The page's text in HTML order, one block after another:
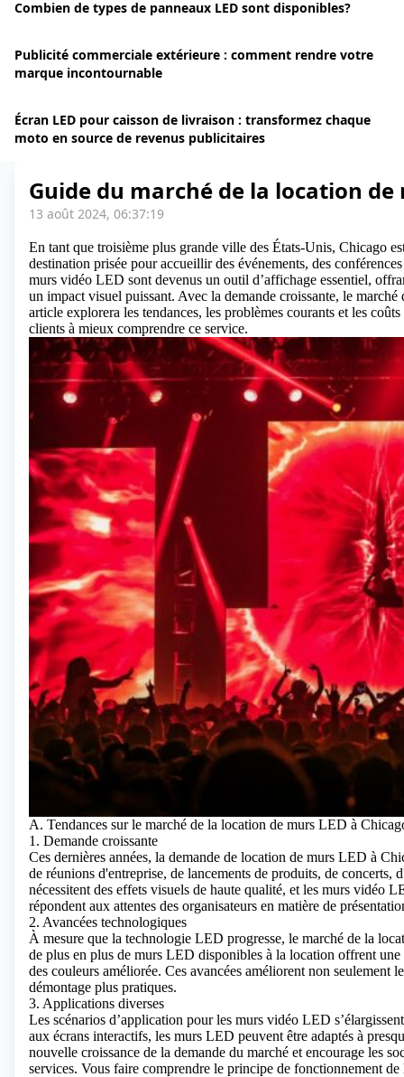
Combien de types de panneaux LED sont disponibles?
Publicité commerciale extérieure : comment rendre votre
marque incontournable
Écran LED pour caisson de livraison : transformez chaque
moto en source de revenus publicitaires
Guide du marché de la location de
13 août 2024, 06:37:19
En tant que troisième plus grande ville des États-Unis, Chicago
destination prisée pour accueillir des événements, des
murs vidéo LED sont devenus un outil d’affichage essentiel,
un impact visuel puissant. Avec la demande croissante, le
article explorera les tendances, les problèmes courants et les
clients à mieux comprendre ce service.
A. Tendances sur le marché de la location de murs LED à
1. Demande croissante
Ces dernières années, la demande de location de murs LED à
de réunions d'entreprise, de lancements de produits, de concerts,
nécessitent des effets visuels de haute qualité, et les murs vidéo
répondent aux attentes des organisateurs en matière de
2. Avancées technologiques
À mesure que la technologie LED progresse, le marché de la
de plus en plus de murs LED disponibles à la location offrent
des couleurs améliorée. Ces avancées améliorent non seulement
démontage plus pratiques.
3. Applications diverses
Les scénarios d’application pour les murs vidéo LED
aux écrans interactifs, les murs LED peuvent être adaptés à
nouvelle croissance de la demande du marché et encourage les
services. Vous faire comprendre le principe de fonctionnement